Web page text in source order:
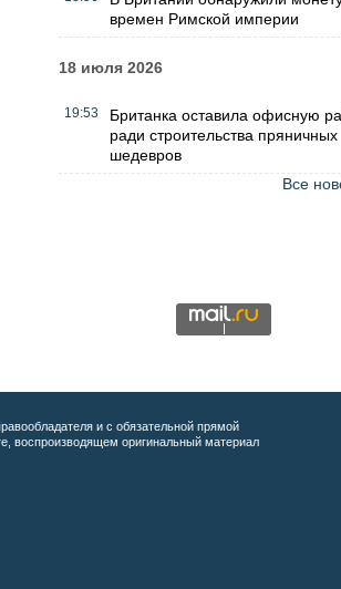
времен Римской империи
18 июля 2026
19:53
Британка оставила офисную
ради строительства пряничных
шедевров
Все
и с обязательной прямой
воспроизводящем оригинальный материал